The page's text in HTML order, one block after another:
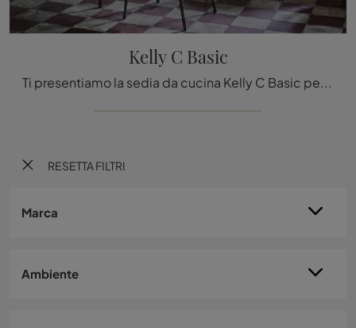
RESETTA FILTRI
Marca
Ambiente
Kelly C Basic
Ti presentiamo la sedia da cucina Kelly C Basic per ambientazioni moderne, tra le più belle Sedie impilabili di Tacchini.